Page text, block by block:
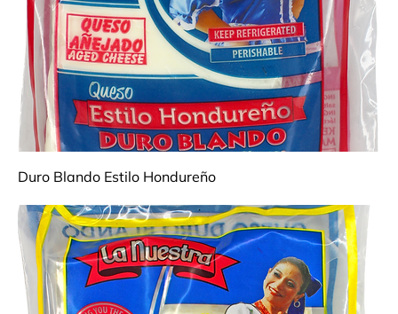
Duro Blando Estilo Hondureño